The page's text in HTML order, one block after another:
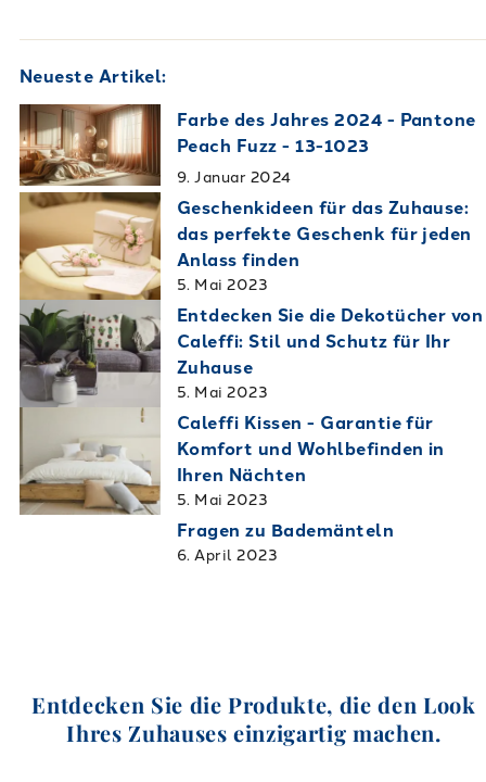
Neueste Artikel:
Farbe des Jahres 2024 - Pantone
Peach Fuzz - 13-1023
9. Januar 2024
Geschenkideen für das Zuhause:
das perfekte Geschenk für jeden
Anlass finden
5. Mai 2023
Entdecken Sie die Dekotücher von
Caleffi: Stil und Schutz für Ihr
Zuhause
5. Mai 2023
Caleffi Kissen - Garantie für
Komfort und Wohlbefinden in
Ihren Nächten
5. Mai 2023
Fragen zu Bademänteln
6. April 2023
Entdecken Sie die Produkte, die den Look
Ihres Zuhauses einzigartig machen.